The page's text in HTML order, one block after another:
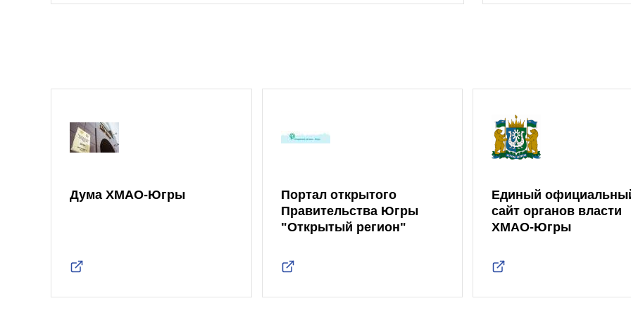
Дума ХМАО-Югры
Портал открытого
Правительства Югры
"Открытый регион"
Единый
сайт органов власти
ХМАО-Югры